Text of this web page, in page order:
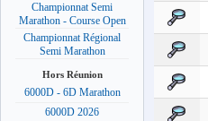
Championnat Semi
Marathon - Course Open
Championnat Régional
Semi Marathon
Hors Réunion
6000D - 6D Marathon
6000D 2026